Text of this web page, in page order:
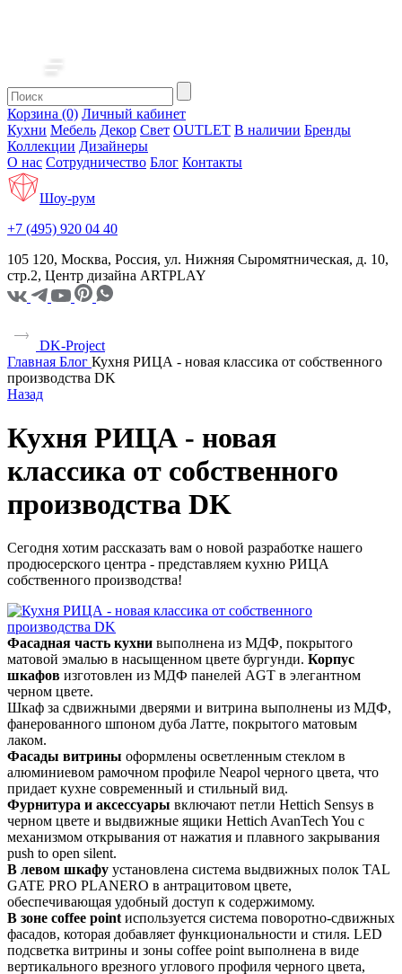
Корзина (0) Личный кабинет
Кухни Мебель Декор Свет OUTLET В наличии Бренды
Коллекции Дизайнеры
О нас Сотрудничество Блог Контакты
Шоу-рум
+7 (495) 920 04 40
105 120, Москва, Россия, ул. Нижняя Сыромятническая, д. 10,
стр.2, Центр дизайна ARTPLAY
DK-Project
Главная Блог Кухня РИЦА - новая классика от собственного
производства DK
Назад
Кухня РИЦА - новая
классика от собственного
производства DK
Сегодня хотим рассказать вам о новой разработке нашего
продюсерского центра - представляем кухню РИЦА
собственного производства!
Фасадная часть кухни выполнена из МДФ, покрытого
матовой эмалью в насыщенном цвете бургунди. Корпус
шкафов изготовлен из МДФ панелей AGT в элегантном
черном цвете.
Шкаф за сдвижными дверями и витрина выполнены из МДФ,
фанерованного шпоном дуба Латте, покрытого матовым
лаком.
Фасады витрины оформлены осветленным стеклом в
алюминиевом рамочном профиле Neapol черного цвета, что
придает кухне современный и стильный вид.
Фурнитура и аксессуары включают петли Hettich Sensys в
черном цвете и выдвижные ящики Hettich AvanTech You с
механизмом открывания от нажатия и плавного закрывания
push to open silent.
В левом шкафу установлена система выдвижных полок TAL
GATE PRO PLANERO в антрацитовом цвете,
обеспечивающая удобный доступ к содержимому.
В зоне coffee point используется система поворотно-сдвижных
фасадов, которая добавляет функциональности и стиля. LED
подсветка витрины и зоны coffee point выполнена в виде
вертикального врезного углового профиля черного цвета,